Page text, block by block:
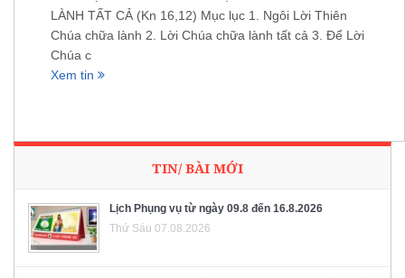
LÀNH TẤT CẢ (Kn 16,12) Mục lục 1. Ngôi Lời Thiên
Chúa chữa lành 2. Lời Chúa chữa lành tất cả 3. Để Lời
Chúa c
Xem tin
TIN/ BÀI MỚI
Lịch Phụng vụ từ ngày 09.8 đến 16.8.2026
Thứ Sáu 07.08.2026